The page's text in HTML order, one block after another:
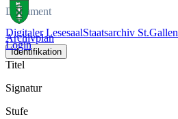
Digitaler LesesaalStaatsarchiv St.Gallen
Login
Dokument
Archivplan
Identifikation
Titel
Signatur
Stufe